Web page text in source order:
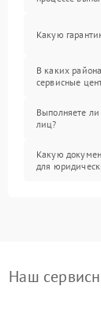
Какую
В каких
сервисные
Выполняете
лиц?
Какую
для
Наш